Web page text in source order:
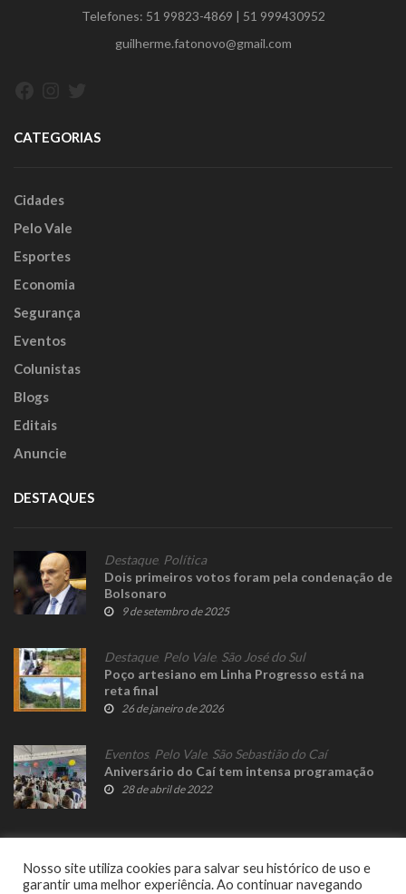
Telefones: 51 99823-4869 | 51 999430952
guilherme.fatonovo@gmail.com
CATEGORIAS
Cidades
Pelo Vale
Esportes
Economia
Segurança
Eventos
Colunistas
Blogs
Editais
Anuncie
DESTAQUES
Destaque, Política
Dois primeiros votos foram pela condenação de
Bolsonaro
9 de setembro de 2025
Destaque, Pelo Vale, São José do Sul
Poço artesiano em Linha Progresso está na
reta final
26 de janeiro de 2026
Eventos, Pelo Vale, São Sebastião do Caí
Aniversário do Caí tem intensa programação
28 de abril de 2022
Nosso site utiliza cookies para salvar seu histórico de uso e
garantir uma melhor experiência. Ao continuar navegando